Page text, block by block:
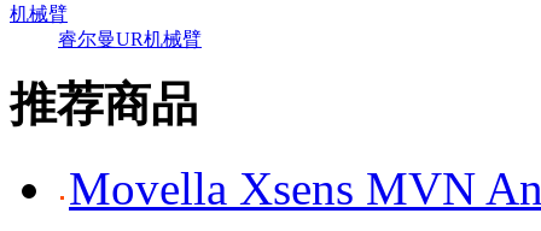
机械臂
睿尔曼UR机械臂
推荐商品
Movella Xsens MVN